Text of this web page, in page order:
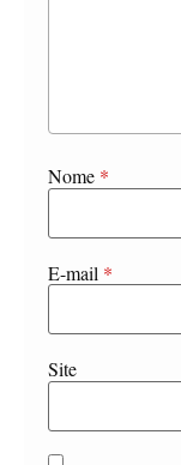
Nome *
E-mail *
Site